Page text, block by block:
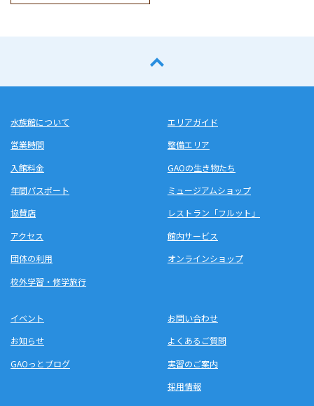
水族館について
営業時間
入館料金
年間パスポート
協賛店
アクセス
団体の利用
校外学習・修学旅行
エリアガイド
整備エリア
GAOの生き物たち
ミュージアムショップ
レストラン「フルット」
館内サービス
オンラインショップ
イベント
お知らせ
GAOっとブログ
お問い合わせ
よくあるご質問
実習のご案内
採用情報